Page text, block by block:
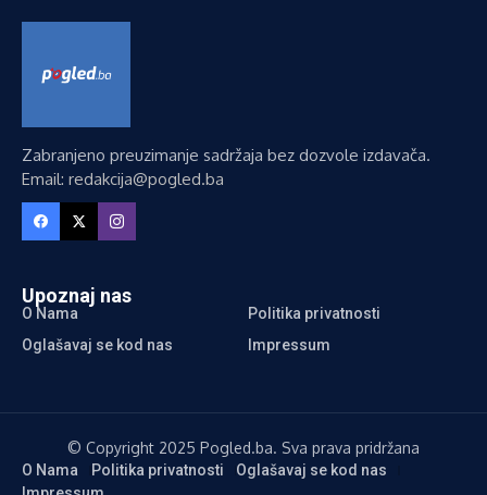
Zabranjeno preuzimanje sadržaja bez dozvole izdavača.
Email: redakcija@pogled.ba
Upoznaj nas
O Nama
Politika privatnosti
Oglašavaj se kod nas
Impressum
© Copyright 2025 Pogled.ba. Sva prava pridržana
O Nama Politika privatnosti
Oglašavaj se kod nas